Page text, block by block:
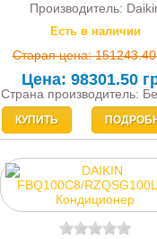
Производитель:
Есть в наличии
Старая цена:151243.40
Цена: 98301.50
Страна производитель:
КУПИТЬ